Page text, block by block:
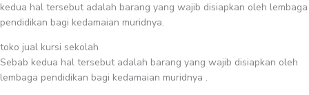
kedua hal tersebut adalah barang yang wajib disiapkan oleh lembaga
pendidikan bagi kedamaian muridnya.
toko jual kursi sekolah
Sebab kedua hal tersebut adalah barang yang wajib disiapkan oleh
lembaga pendidikan bagi kedamaian muridnya .